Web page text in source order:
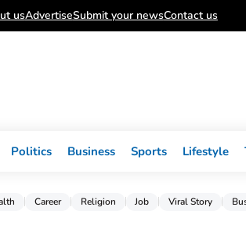
usAdvertiseSubmit your newsContact us
Politics Business Sports Lifestyle
Career Religion Job Viral Story